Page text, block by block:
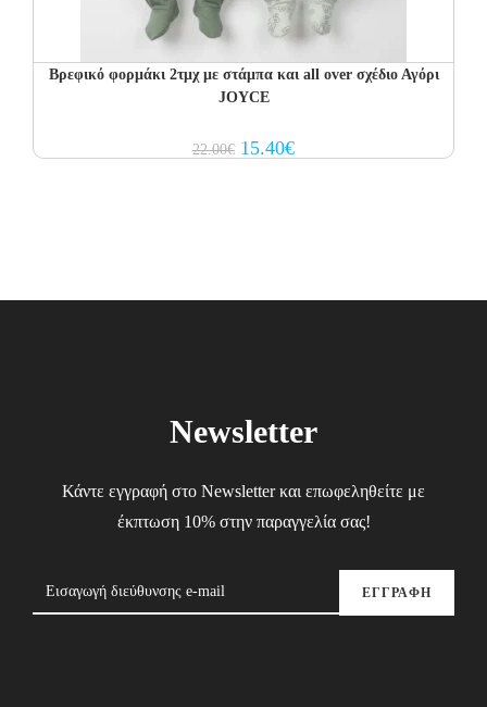
Βρεφικό φορμάκι 2τμχ με στάμπα και all over σχέδιο Αγόρι
JOYCE
22.00€ Original
price
15.40€Current
price
Newsletter
Κάντε εγγραφή στο Newsletter και επωφεληθείτε με
έκπτωση 10% στην παραγγελία σας!
ΕΓΓΡΑΦΗ